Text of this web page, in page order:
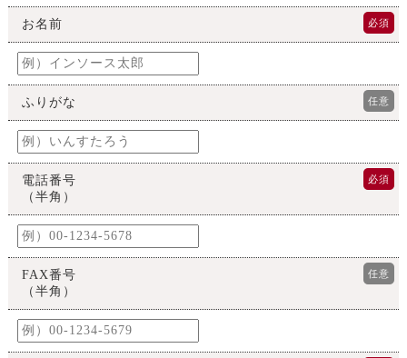
お名前 必須
ふりがな 任意
電話番号
（半角）
必須
FAX番号
（半角）
任意